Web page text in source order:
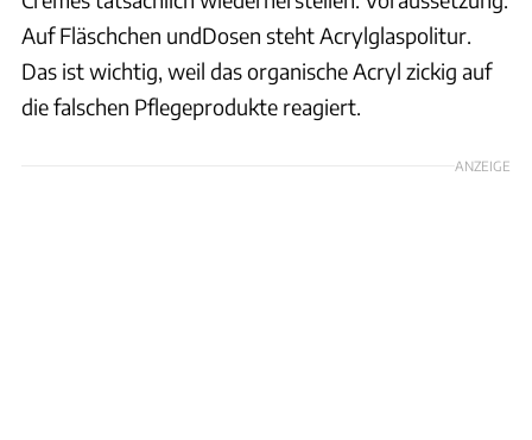
Auf Fläschchen undDosen steht Acrylglaspolitur.
Das ist wichtig, weil das organische Acryl zickig auf
die falschen Pflegeprodukte reagiert.
ANZEIGE